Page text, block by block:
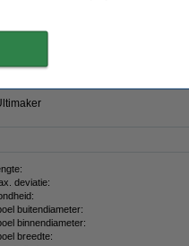
deviatie:
buitendiameter:
binnendiameter:
breedte: